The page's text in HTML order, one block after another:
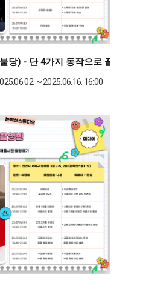
당) - 단 4가지 동작으로 끝내는 만능 운
~ 2025.06.16. 16:00